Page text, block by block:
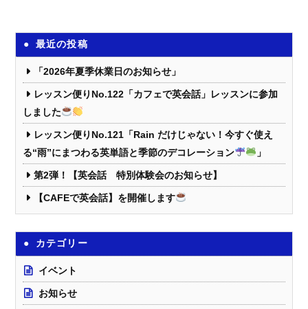
最近の投稿
「2026年夏季休業日のお知らせ」
レッスン便りNo.122「カフェで英会話」レッスンに参加
しました
レッスン便りNo.121「Rain だけじゃない！今すぐ使え
る“雨”にまつわる英単語と季節のデコレーション
」
第2弾！【英会話 特別体験会のお知らせ】
【CAFEで英会話】を開催します
カテゴリー
イベント
お知らせ